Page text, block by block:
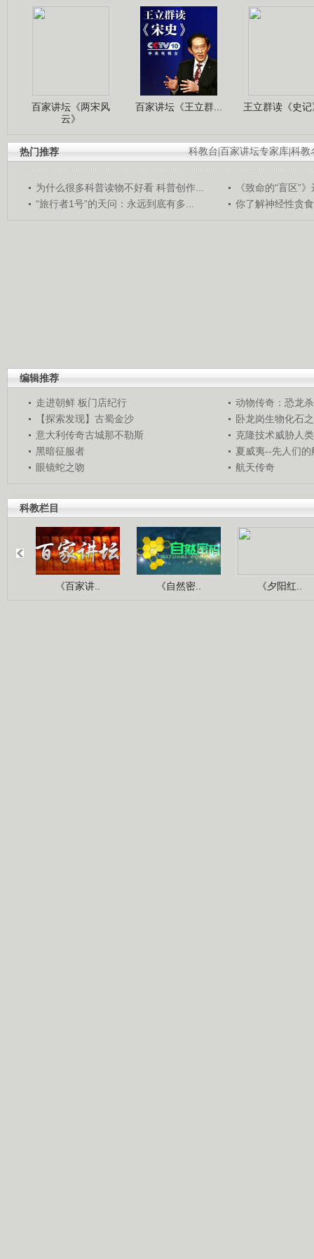
百家讲坛《两宋风
云》
百家讲坛《王立群... 王立群读《史
科教台 百家讲坛专家库 科教
热门推荐
为什么很多科普读物不好看 科普创作...
《致命的“盲区”
“旅行者1号”的天问：永远到底有多...
你了解神经性贪
编辑推荐
走进朝鲜 板门店纪行
动物传奇：恐龙
【探索发现】古蜀金沙
卧龙岗生物化石
意大利传奇古城那不勒斯
克隆技术威胁人
黑暗征服者
夏威夷--先人们的
眼镜蛇之吻
航天传奇
科教栏目
《百家讲.. 《自然密.. 《夕阳红..